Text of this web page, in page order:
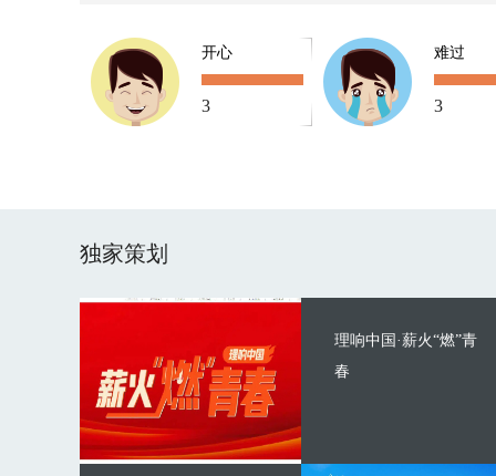
开心
3
难过
3
独家策划
理响中国·薪火“燃”青
春